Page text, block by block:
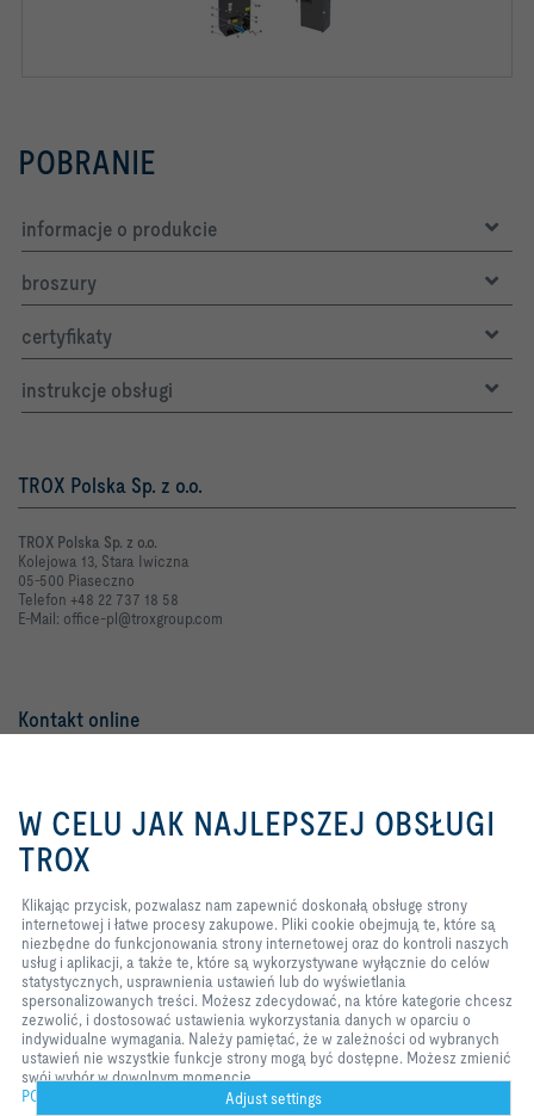
POBRANIE
informacje o produkcie
broszury
certyfikaty
instrukcje obsługi
TROX Polska Sp. z o.o.
TROX Polska Sp. z o.o.
Kolejowa 13, Stara Iwiczna
05-500 Piaseczno
Telefon +48 22 737 18 58
E-Mail: office-pl@troxgroup.com
Kontakt online
Zgłoszenie usterki
Home Kontakt Dane firmy
Ogólne warunki dostawy i płatności
Polityka prywatności
Wyłączenie odpowiedzialności
2026 © TROX Polska Sp. z o.o.
zapewnić doskonałą obsługę
strony internetowej i łatwe procesy
internetowej oraz do kontroli
naszych usług i aplikacji, a także
te, które są wykorzystywane
wyłącznie do celów
statystycznych, usprawnienia
ustawień lub do wyświetlania
spersonalizowanych treści.
Możesz zdecydować, na które
kategorie chcesz zezwolić, i
dostosować ustawienia
wykorzystania danych w oparciu o
W CELU JAK NAJLEPSZEJ OBSŁUGI
TROX
Klikając przycisk, pozwalasz nam zapewnić doskonałą obsługę strony
internetowej i łatwe procesy zakupowe. Pliki cookie obejmują te, które są
niezbędne do funkcjonowania strony internetowej oraz do kontroli naszych
usług i aplikacji, a także te, które są wykorzystywane wyłącznie do celów
statystycznych, usprawnienia ustawień lub do wyświetlania
spersonalizowanych treści. Możesz zdecydować, na które kategorie chcesz
zezwolić, i dostosować ustawienia wykorzystania danych w oparciu o
indywidualne wymagania. Należy pamiętać, że w zależności od wybranych
ustawień nie wszystkie funkcje strony mogą być dostępne. Możesz zmienić
swój wybór w dowolnym momencie.
POLICY
Adjust settings